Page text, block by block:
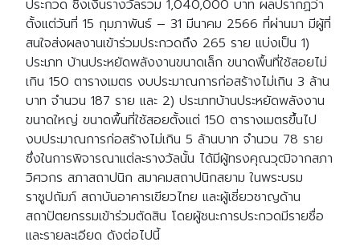
ประกวด ชิงเงินรางวัลรวม 1,040,000 บาท ผลปรากฏว่า
ตั้งแต่วันที่ 15 กุมภาพันธ์ – 31 มีนาคม 2566 ที่ผ่านมา มีผู้ที่
สนใจส่งผลงานเข้าร่วมประกวดถึง 265 ราย แบ่งเป็น 1)
ประเภท บ้านประหยัดพลังงานขนาดเล็ก ขนาดพื้นที่ใช้สอยไม่
เกิน 150 ตารางเมตร งบประมาณการก่อสร้างไม่เกิน 3 ล้าน
บาท จำนวน 187 ราย และ 2) ประเภทบ้านประหยัดพลังงาน
ขนาดใหญ่ ขนาดพื้นที่ใช้สอยตั้งแต่ 150 ตารางเมตรขึ้นไป
งบประมาณการก่อสร้างไม่เกิน 5 ล้านบาท จำนวน 78 ราย
ซึ่งในการพิจารณาแต่ละรางวัลนั้น ได้มีผู้ทรงคุณวุฒิจากสภา
วิศวกร สภาสถาปนิก สมาคมสถาปนิกสยาม ในพระบรม
ราชูปถัมภ์ สถาบันอาคารเขียวไทย และผู้เชี่ยวชาญด้าน
สถาปัตยกรรมเข้าร่วมตัดสิน โดยผู้ชนะการประกวดมีรายชื่อ
และรายละเอียด ดังต่อไปนี้